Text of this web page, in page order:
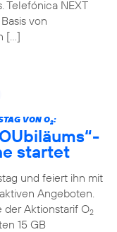
Telefónica NEXT
von
[…]
VON O2:
startet
und feiert ihn mit
Angeboten.
der Aktionstarif O2
15 GB